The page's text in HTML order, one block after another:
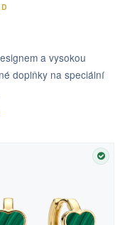
a vysokou
doplňky na speciální